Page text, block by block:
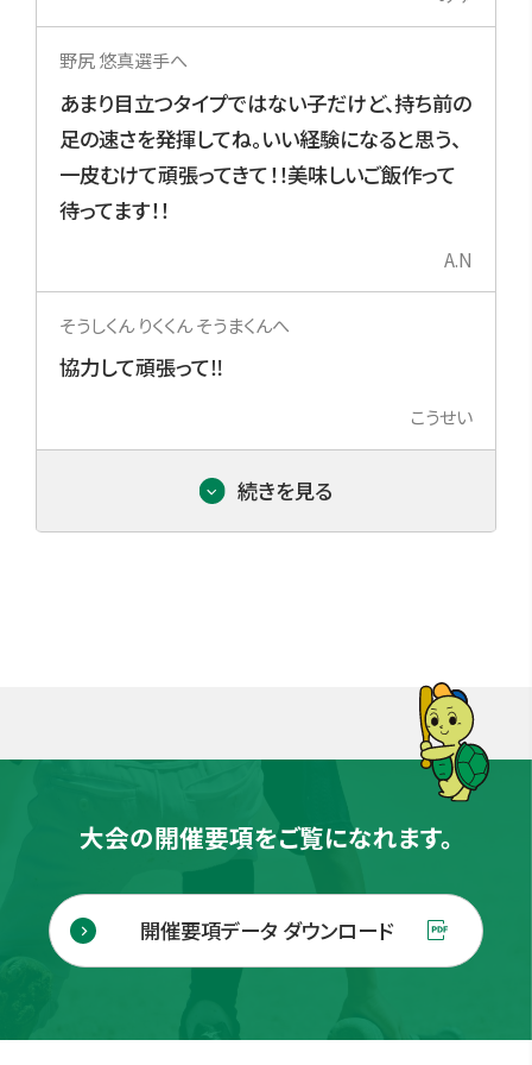
野尻 悠真選手へ
あまり目立つタイプではない子だけど、持ち前の
足の速さを発揮してね。いい経験になると思う、
一皮むけて頑張ってきて！！美味しいご飯作って
待ってます！！
A.N
そうしくん りくくん そうまくんへ
協力して頑張って‼️
こうせい
続きを見る
大会の開催要項をご覧になれます。
開催要項データ ダウンロード